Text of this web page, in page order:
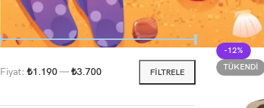
FIYATA GÖRE
FILTRELE
Fiyat: ₺1.190—₺3.700
Ana Sayfa
-12%
TÜKENDI